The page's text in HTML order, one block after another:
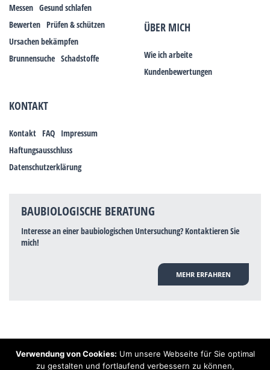
Messen Gesund schlafen
Bewerten Prüfen & schützen
Ursachen bekämpfen
Brunnensuche Schadstoffe
ÜBER MICH
Wie ich arbeite
Kundenbewertungen
KONTAKT
Kontakt FAQ Impressum
Haftungsausschluss
Datenschutzerklärung
BAUBIOLOGISCHE BERATUNG
Interesse an einer baubiologischen Untersuchung? Kontaktieren Sie
mich!
MEHR ERFAHREN
Hinweis: Trotz zahlreicher Studien, die einen Zusammenhang zwischen
Verwendung von Cookies: Um unsere Webseite für Sie optimal
zu gestalten und fortlaufend verbessern zu können,